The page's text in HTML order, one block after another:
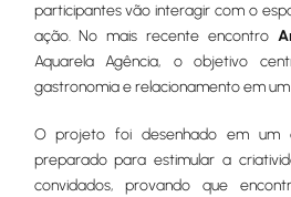
participantes vão interagir com o
ação. No mais recente encontro
Aquarela Agência, o objetivo
gastronomia e relacionamento em um
O projeto foi desenhado em um
preparado para estimular a
convidados, provando que